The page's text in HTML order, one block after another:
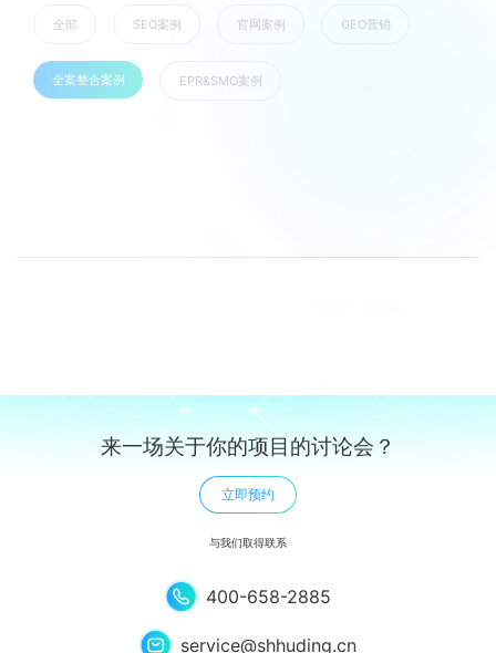
全部 SEO案例 官网案例 GEO营销
全案整合案例 EPR&SMO案例
来一场关于你的项目的讨论会？
立即预约
与我们取得联系
400-658-2885
service@shhuding.cn